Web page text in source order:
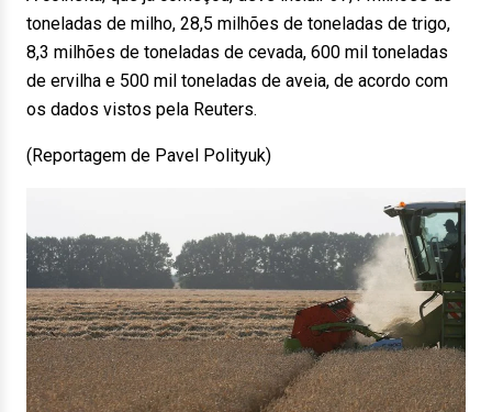
toneladas de milho, 28,5 milhões de toneladas de trigo,
8,3 milhões de toneladas de cevada, 600 mil toneladas
de ervilha e 500 mil toneladas de aveia, de acordo com
os dados vistos pela Reuters.
(Reportagem de Pavel Polityuk)